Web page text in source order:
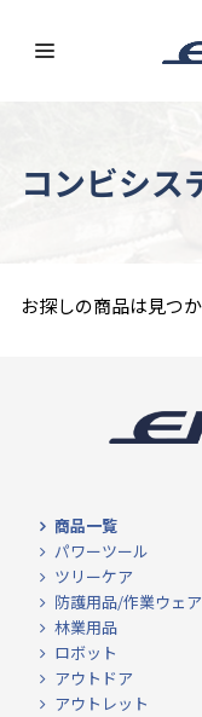
コンビシス
お探しの商品は見つ
商品一覧
パワーツール
ツリーケア
防護用品/作業ウェア
林業用品
ロボット
アウトドア
アウトレット